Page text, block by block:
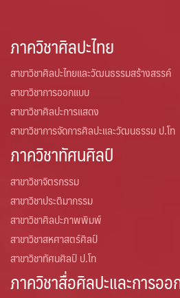
ภาควิชาศิลปะไทย
สาขาวิชาศิลปะไทยและวัฒนธรรมสร้างสรรค์
สาขาวิชาการออกแบบ
สาขาวิชาศิลปะการแสดง
สาขาวิชาการจัดการศิลปะและวัฒนธรรม ป.โท
ภาควิชาทัศนศิลป์
สาขาวิชาจิตรกรรม
สาขาวิชาประติมากรรม
สาขาวิชาศิลปะภาพพิมพ์
สาขาวิชาสหศาสตร์ศิลป์
สาขาวิชาทัศนศิลป์ ป.โท
ภาควิชาสื่อศิลปะและการอ